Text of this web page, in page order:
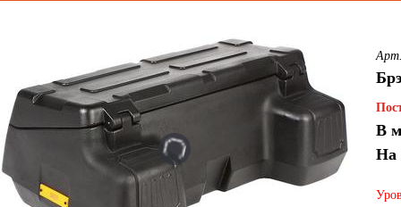
В
На